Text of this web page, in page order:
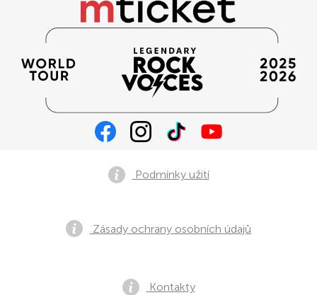
Podmínky užití
Zásady ochrany osobních údajů
Kontakty